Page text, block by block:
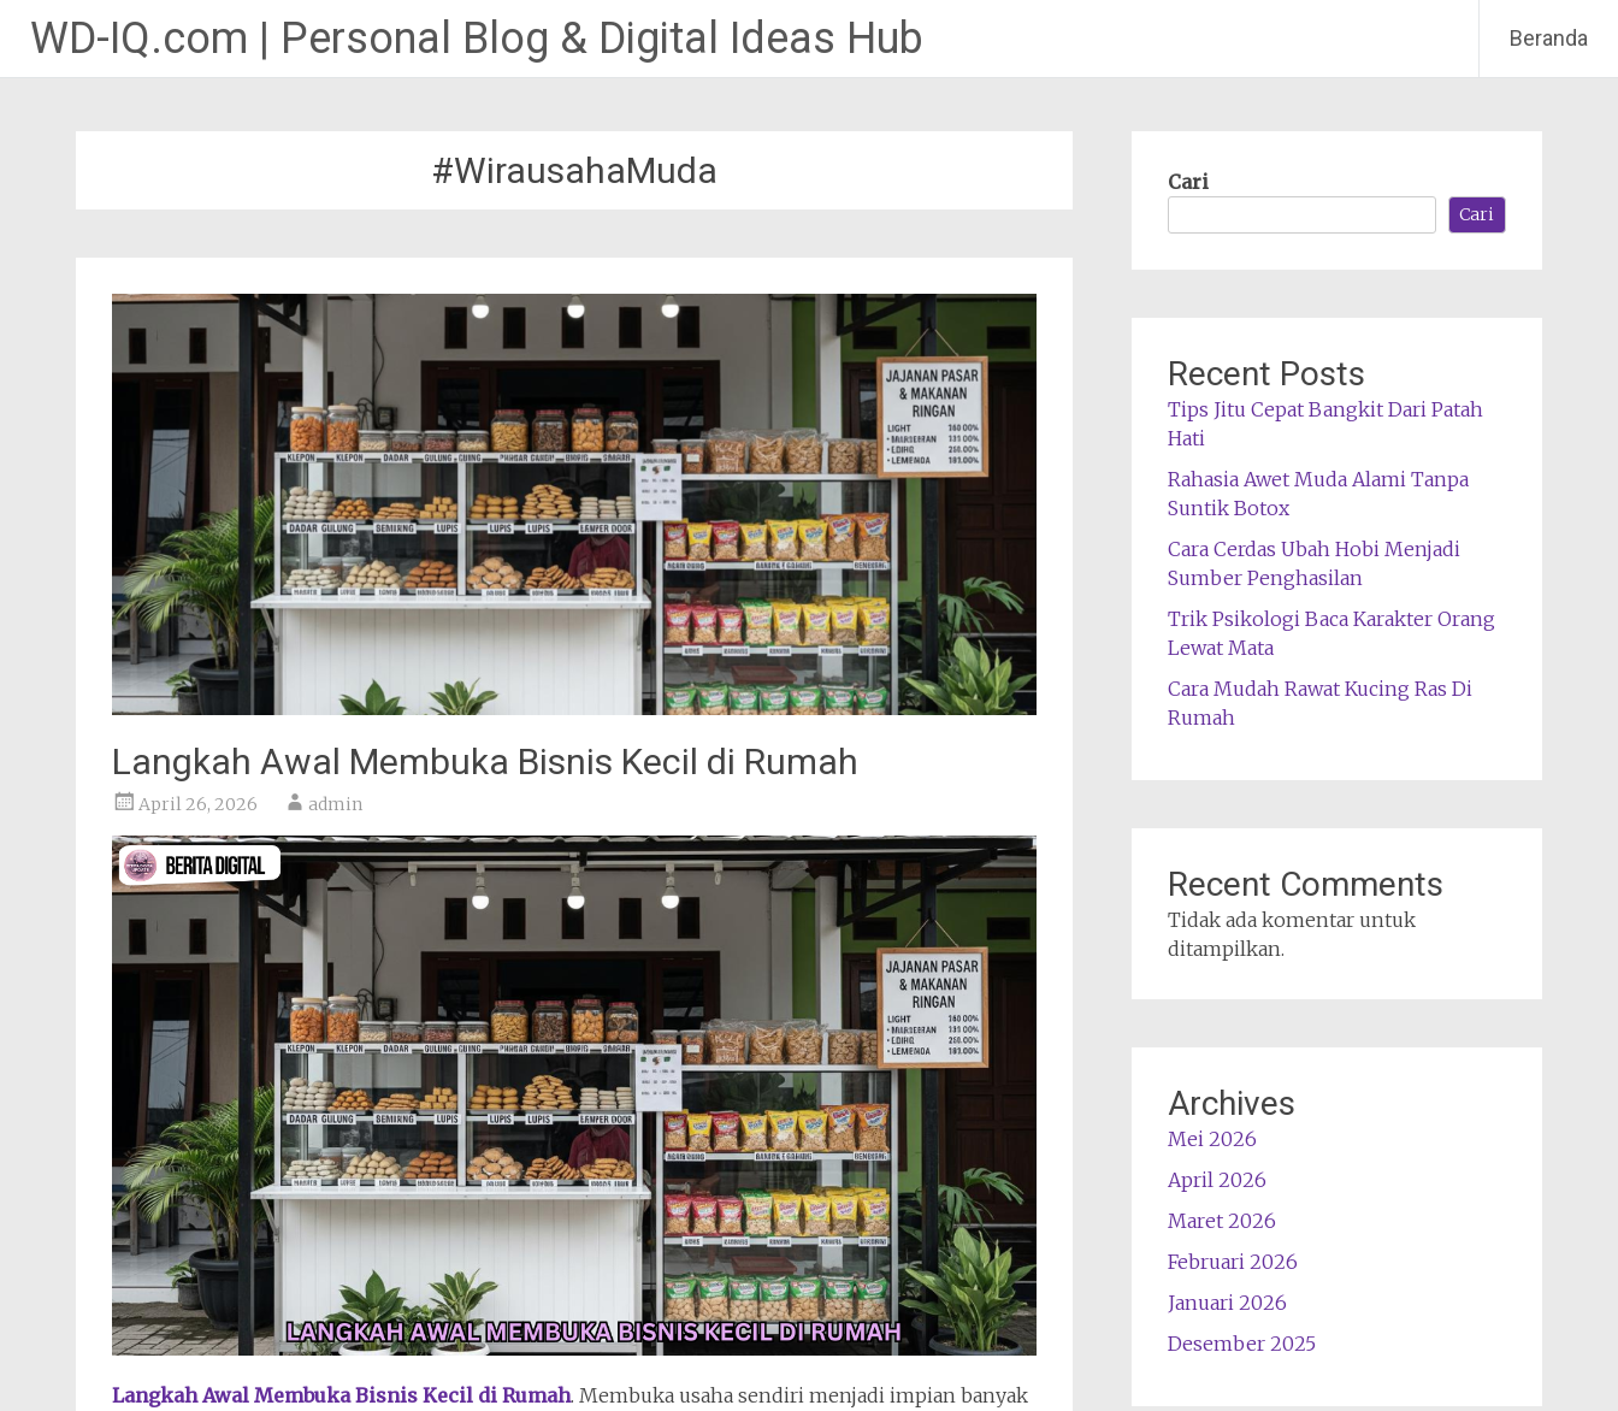
WD-IQ.com | Personal Blog & Digital Ideas Hub Beranda
#WirausahaMuda
Langkah Awal Membuka Bisnis Kecil di Rumah
April 26, 2026 admin
Langkah Awal Membuka Bisnis Kecil di Rumah. Membuka usaha sendiri menjadi impian banyak
Cari
Cari
Recent Posts
Tips Jitu Cepat Bangkit Dari Patah
Hati
Rahasia Awet Muda Alami Tanpa
Suntik Botox
Cara Cerdas Ubah Hobi Menjadi
Sumber Penghasilan
Trik Psikologi Baca Karakter Orang
Lewat Mata
Cara Mudah Rawat Kucing Ras Di
Rumah
Recent Comments
Tidak ada komentar untuk
ditampilkan.
Archives
Mei 2026
April 2026
Maret 2026
Februari 2026
Januari 2026
Desember 2025